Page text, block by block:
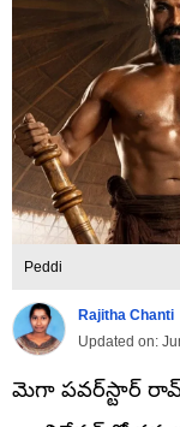
Peddi
Rajitha Chanti
Updated on:
మెగా పవర్‌స్టార్ రామ్